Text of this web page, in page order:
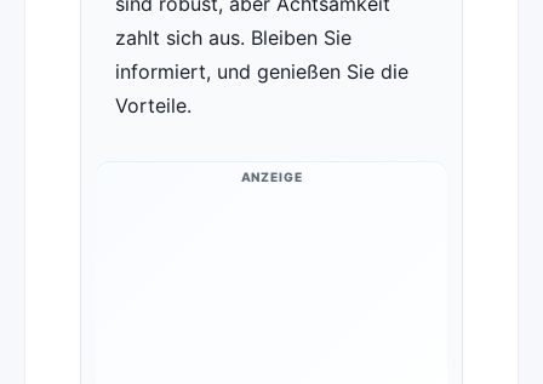
zahlt sich aus. Bleiben Sie
informiert, und genießen Sie die
Vorteile.
ANZEIGE